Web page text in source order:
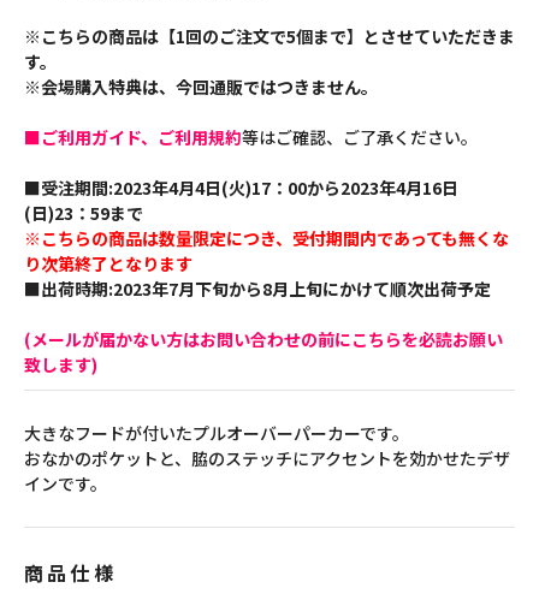
※こちらの商品は【1回のご注文で5個まで】とさせていただきま
す。
※会場購入特典は、今回通販ではつきません。
■ご利用ガイド、ご利用規約等はご確認、ご了承ください。
■受注期間:2023年4月4日(火)17：00から2023年4月16日
(日)23：59まで
※こちらの商品は数量限定につき、受付期間内であっても無くな
り次第終了となります
■出荷時期:2023年7月下旬から8月上旬にかけて順次出荷予定
(メールが届かない方はお問い合わせの前にこちらを必読お願い
致します)
大きなフードが付いたプルオーバーパーカーです。
おなかのポケットと、脇のステッチにアクセントを効かせたデザ
インです。
商品仕様